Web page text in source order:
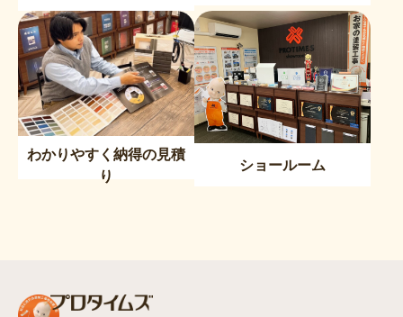
わかりやすく納得の見積
り
ショールーム